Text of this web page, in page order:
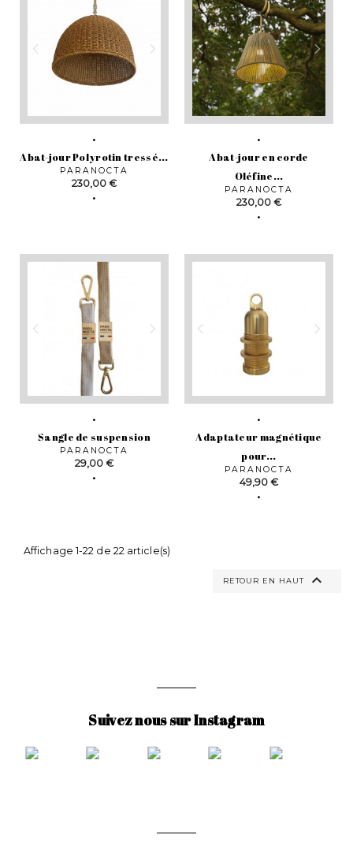
Abat-jour Polyrotin tressé...
PARANOCTA
Prix
230,00 €
Abat-jour en corde
Oléfine...
PARANOCTA
Prix
230,00 €
Sangle de suspension
PARANOCTA
Prix
29,00 €
Adaptateur magnétique
pour...
PARANOCTA
Prix
49,90 €
Affichage 1-22 de 22 article(s)
RETOUR EN HAUT 
Suivez nous sur Instagram